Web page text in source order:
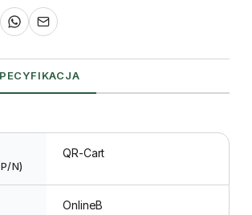
N)
QR-Cart
OnlineB